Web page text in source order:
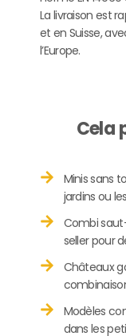
La livraison est
et en Suisse,
l’Europe.
Cela
Minis sans
jardins ou
Combi
seller pour
Châteaux
Modèles
dans les